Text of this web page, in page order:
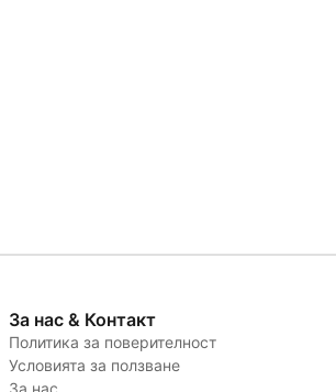
За нас & Контакт
Политика за поверителност
Условията за ползване
За нас